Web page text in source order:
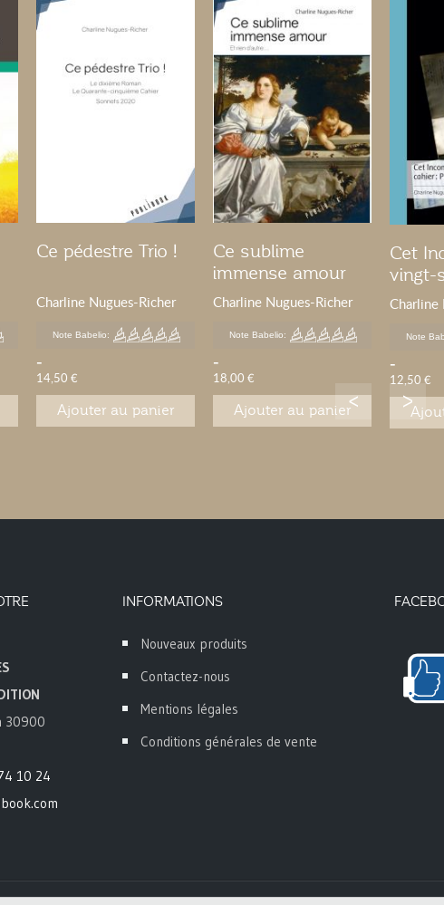
Ce pédestre Trio !
Charline Nugues-Richer
Note Babelio:
-
14,50 €
Ajouter au panier
Ce sublime
immense amour
Charline Nugues-Richer
Note Babelio:
-
18,00 €
Ajouter au panier
Cet
vingt-
cahier
Charline
Note
-
12,50 €
30900
10 24
INFORMATIONS
Nouveaux produits
Contactez-nous
Mentions légales
Conditions générales de vente